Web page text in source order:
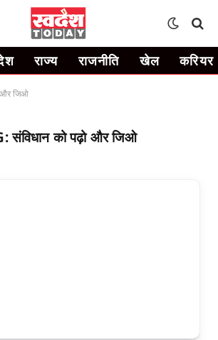
राज्य राजनीति खेल करियर
और जिओ
संविधान को पढ़ो और जिओ